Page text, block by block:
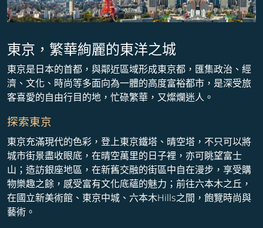
東京，繁華絢麗的東洋之城
東京是日本的首都，與鄰近區域形成東京都，匯集政治、經
濟、文化、時尚等多面向為一體的高度富裕都市，是深受旅
客喜愛的自由行目的地，忙碌繁華，又燦爛迷人。
探索東京
東京充滿現代的色彩，登上東京鐵塔、晴空塔，不只可以將
城市街景盡收眼底，在晴空萬里的日子裡，亦可眺望富士
山；造訪銀座地區，在新舊交融的街區中自在漫步，享受購
物樂趣之餘，感受富有文化底蘊的魅力；前往六本木之丘，
在國立新美術館、東京中城、六本木Hills之間，飽覽時尚與
藝術。